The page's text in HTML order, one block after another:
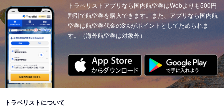
東京 (東京国際空港(羽田)) → サンフランシスコ (アメリカ)
東京 (東京国際空港(羽田))→ニューヨーク (アメリカ)
東京 (東京国際空港(羽田))→クアラルンプール (マレーシア)
東京 (東京国際空港(羽田))→ウィーン (オーストリア)
東京 (東京国際空港(羽田))→バンクーバー (カナダ)
東京 (東京国際空港(羽田)) → シカゴ (アメリカ)
東京 (東京国際空港(羽田))
東京 (成田国際空港)→イスタンブール (トルコ)
東京 (成田国際空港)→ウィーン (オーストリア)
東京 (成田国際空港) チューリッヒ (スイス)
東京 (成田国際空港)→カイロ（エジプト） (エジプト)
東京 (成田国際空港) →北京 (中国) 東京 (成田国際空港)→香港 (香港)
東京 (成田国際空港)→デリー (インド)
東京 (東京国際空港(羽田))
トラベリストアプリなら国内航空券はWebよりも500円
割引で航空券を購入できます。また、アプリなら国内航
空券は航空券代金の3%がポイントとしてためられま
す。（海外航空券は対象外）
トラベリストについて